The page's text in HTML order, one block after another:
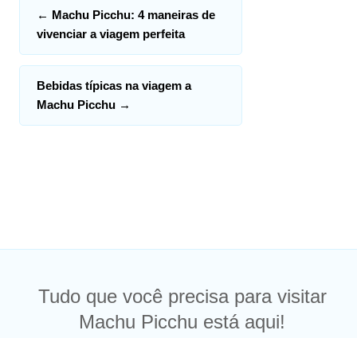
← Machu Picchu: 4 maneiras de
vivenciar a viagem perfeita
Bebidas típicas na viagem a
Machu Picchu →
Tudo que você precisa para visitar
Machu Picchu está aqui!